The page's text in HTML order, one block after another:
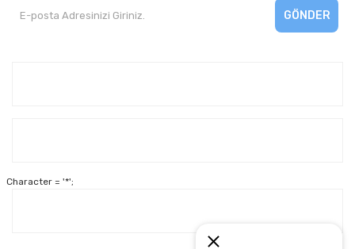
GÖNDER
Character = '*';